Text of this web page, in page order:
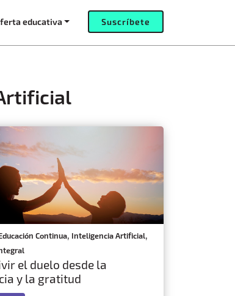
educativa Suscríbete
Continua, Inteligencia Artificial,
el duelo desde la
y la gratitud